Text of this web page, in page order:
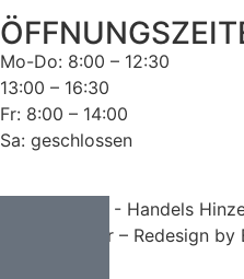
Mo-Do: 8:00 – 12:30
13:00 – 16:30
Fr: 8:00 – 14:00
Sa: geschlossen
© 2024 HHS - Handels
Steuerberater – Redesign by